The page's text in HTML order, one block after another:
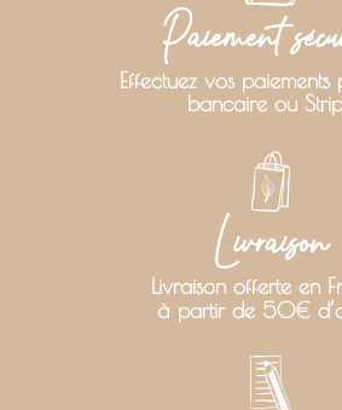
Paiement
Effectuez vos
bancaire ou
Livraison
Livraison offerte en
à partir de 50€